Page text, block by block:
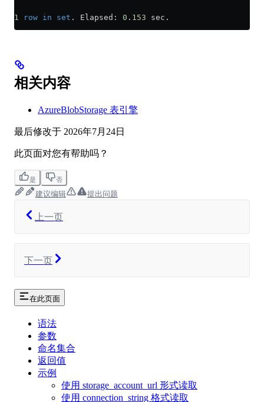
1 row in set . Elapsed: 0 . 153 sec.
相关内容
AzureBlobStorage 表引擎
最后修改于 2026年7月24日
此页面对您有帮助吗？
是 否
建议编辑 提出问题
上一页
下一页
在此页面
语法
参数
命名集合
返回值
示例
使用 storage_account_url 形式读取
使用 connection_string 格式读取